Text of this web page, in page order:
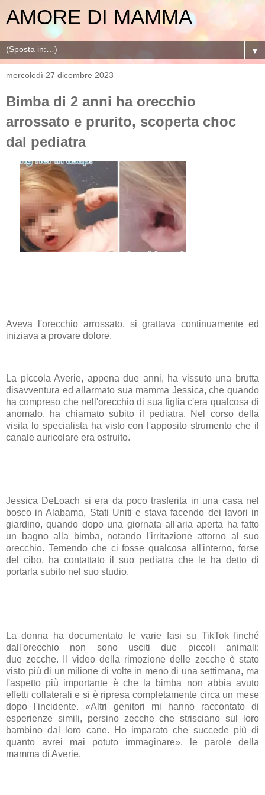
AMORE DI MAMMA
▼
mercoledì 27 dicembre 2023
Bimba di 2 anni ha orecchio
arrossato e prurito, scoperta choc
dal pediatra
Aveva l'orecchioarrossato, si grattava continuamente ed
iniziava a provare dolore.
La piccola Averie, appena due anni, ha vissuto una brutta
disavventura ed allarmato sua mamma Jessica, che quando
ha compreso che nell'orecchio di sua figlia c'era qualcosa di
anomalo, ha chiamato subito il pediatra. Nel corso della
visita lo specialista ha visto con l'apposito strumento che il
canale auricolare era ostruito.
Jessica DeLoach si era da poco trasferita in una casa nel
bosco in Alabama, Stati Uniti e stava facendo dei lavori in
giardino, quando dopo una giornata all'aria aperta ha fatto
un bagno alla bimba, notando l'irritazione attorno al suo
orecchio. Temendo che ci fosse qualcosa all'interno, forse
del cibo, ha contattato il suo pediatra che le ha detto di
portarla subito nel suo studio.
La donna ha documentato le varie fasi su TikTokfinché
dall'orecchio non sono usciti due piccoli animali:
due zecche. Il video della rimozione delle zecche è stato
visto più di un milione di volte in meno di una settimana, ma
l'aspetto più importante è che la bimba non abbia avuto
effetti collaterali e si è ripresa completamente circa un mese
dopo l'incidente. «Altri genitori mi hanno raccontato di
esperienze simili, persino zecche che strisciano sul loro
bambino dal loro cane. Ho imparato che succede più di
quanto avrei mai potuto immaginare», le parole della
mamma di Averie.